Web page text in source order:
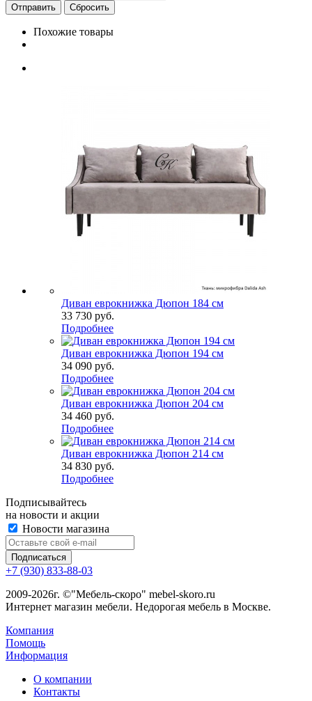
Сбросить
Похожие товары
Диван еврокнижка Дюпон 184 см
33 730 руб.
Подробнее
Диван еврокнижка Дюпон 194 см
34 090 руб.
Подробнее
Диван еврокнижка Дюпон 204 см
34 460 руб.
Подробнее
Диван еврокнижка Дюпон 214 см
34 830 руб.
Подробнее
Подписывайтесь
на новости и акции
Новости магазина
+7 (930) 833-88-03
2009-2026г. ©"Мебель-скоро" mebel-skoro.ru
Интернет магазин мебели. Недорогая мебель в Москве.
Компания
Помощь
Информация
О компании
Контакты